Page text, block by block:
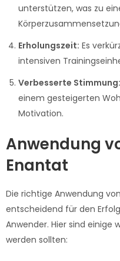
unterstützen, was zu
Erholungszeit: Es
intensiven
Verbesserte Stimmung:
einem gesteigerten
Motivation.
Anwendung
Enantat
Die richtige Anwendung
entscheidend für den
Anwender. Hier sind einige
werden sollten: